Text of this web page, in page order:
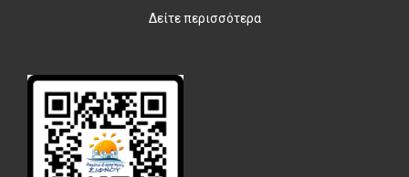
Δείτε περισσότερα